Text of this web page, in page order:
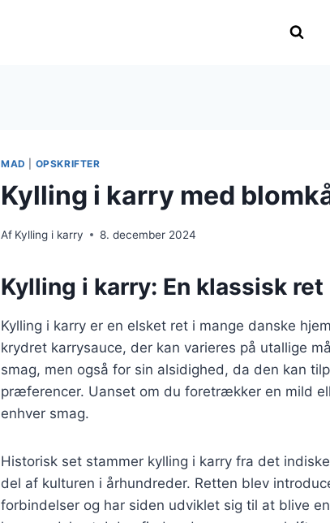
MAD OPSKRIFTER
Kylling i karry med
Af Kylling i karry 8. december 2024
Kylling i karry: En klassisk
Kylling i karry er en elsket ret i mange danske
krydret karrysauce, der kan varieres på utallige
smag, men også for sin alsidighed, da den kan
præferencer. Uanset om du foretrækker en mild
enhver smag.
Historisk set stammer kylling i karry fra det
del af kulturen i århundreder. Retten blev
forbindelser og har siden udviklet sig til at blive